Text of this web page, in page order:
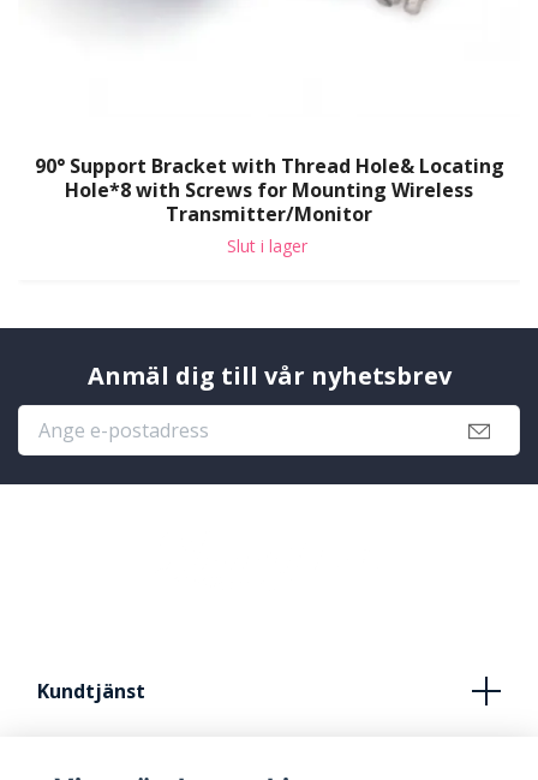
90° Support Bracket with Thread Hole& Locating
Hole*8 with Screws for Mounting Wireless
Transmitter/Monitor
Slut i lager
Anmäl dig till vår nyhetsbrev
Kundtjänst